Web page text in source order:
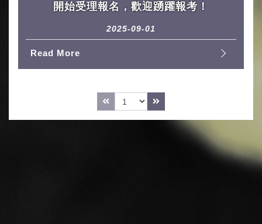
開始受理報名，歡迎踴躍報考！
2025-09-01
Read More